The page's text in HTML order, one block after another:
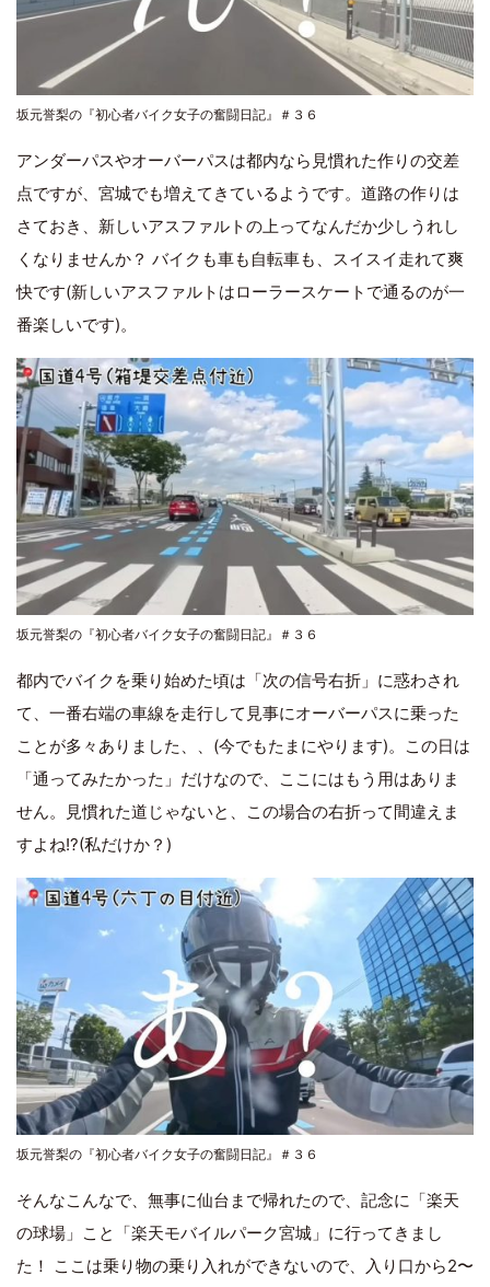
坂元誉梨の『初心者バイク女子の奮闘日記』＃３６
アンダーパスやオーバーパスは都内なら見慣れた作りの交差
点ですが、宮城でも増えてきているようです。道路の作りは
さておき、新しいアスファルトの上ってなんだか少しうれし
くなりませんか？ バイクも車も自転車も、スイスイ走れて爽
快です(新しいアスファルトはローラースケートで通るのが一
番楽しいです)。
坂元誉梨の『初心者バイク女子の奮闘日記』＃３６
都内でバイクを乗り始めた頃は「次の信号右折」に惑わされ
て、一番右端の車線を走行して見事にオーバーパスに乗った
ことが多々ありました、、(今でもたまにやります)。この日は
「通ってみたかった」だけなので、ここにはもう用はありま
せん。見慣れた道じゃないと、この場合の右折って間違えま
すよね!?(私だけか？)
坂元誉梨の『初心者バイク女子の奮闘日記』＃３６
そんなこんなで、無事に仙台まで帰れたので、記念に「楽天
の球場」こと「楽天モバイルパーク宮城」に行ってきまし
た！ ここは乗り物の乗り入れができないので、入り口から2〜